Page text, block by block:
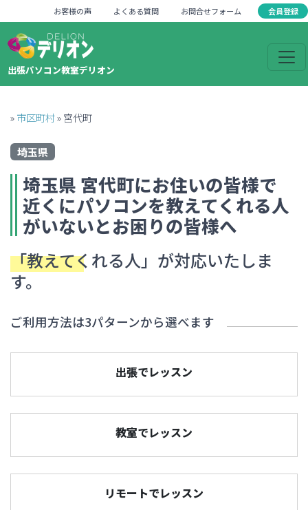
お客様の声 よくある質問 お問合せフォーム 会員登録
出張パソコン教室デリオン
»市区町村»宮代町
埼玉県
埼玉県 宮代町にお住いの皆様で
近くにパソコンを教えてくれる人
がいないとお困りの皆様へ
「教えてくれる人」 が対応いたしま
す。
ご利用方法は3パターンから選べます
出張でレッスン
教室でレッスン
リモートでレッスン